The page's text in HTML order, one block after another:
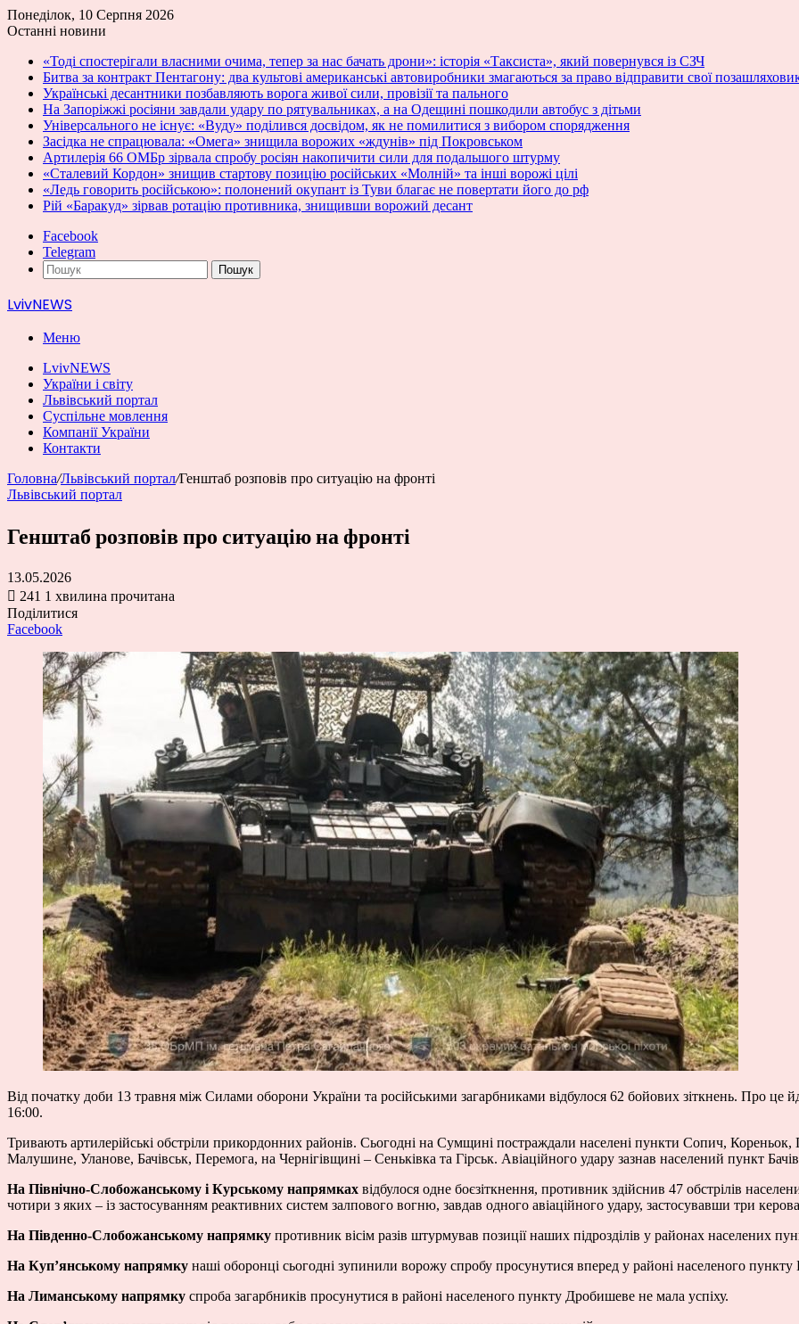
Понеділок, 10 Серпня 2026
Останні новини
«Тоді спостерігали власними очима, тепер за нас бачать дрони»: історія «Таксиста», який повернувся із СЗЧ
Битва за контракт Пентагону: два культові американські автовиробники змагаються за право відправити свої
Українські десантники позбавляють ворога живої сили, провізії та пального
На Запоріжжі росіяни завдали удару по рятувальниках, а на Одещині пошкодили автобус з дітьми
Універсального не існує: «Вуду» поділився досвідом, як не помилитися з вибором спорядження
Засідка не спрацювала: «Омега» знищила ворожих «ждунів» під Покровськом
Артилерія 66 ОМБр зірвала спробу росіян накопичити сили для подальшого штурму
«Сталевий Кордон» знищив стартову позицію російських «Молній» та інші ворожі цілі
«Ледь говорить російською»: полонений окупант із Туви благає не повертати його до рф
Рій «Баракуд» зірвав ротацію противника, знищивши ворожий десант
Facebook
Telegram
Пошук
LvivNEWS
Меню
LvivNEWS
України і світу
Львівський портал
Суспільне мовлення
Компанії України
Контакти
Головна/Львівський портал/Генштаб розповів про ситуацію на фронті
Львівський портал
Генштаб розповів про ситуацію на фронті
13.05.2026
241 1 хвилина прочитана
Поділитися
Facebook
Від початку доби 13 травня між Силами оборони України та російськими загарбниками відбулося 62 бойових зіткнень. Про це
16:00.
Тривають артилерійські обстріли прикордонних районів. Сьогодні на Сумщині постраждали населені пункти Сопич,
Малушине, Уланове, Бачівськ, Перемога, на Чернігівщині – Сеньківка та Гірськ. Авіаційного удару зазнав населений пункт
На Північно-Слобожанському і Курському напрямках відбулося одне боєзіткнення, противник здійснив 47 обстрілів
чотири з яких – із застосуванням реактивних систем залпового вогню, завдав одного авіаційного удару, застосувавши три
На Південно-Слобожанському напрямку противник вісім разів штурмував позиції наших підрозділів у районах населених
На Куп’янському напрямку наші оборонці сьогодні зупинили ворожу спробу просунутися вперед у районі населеного пункту
На Лиманському напрямку спроба загарбників просунутися в районі населеного пункту Дробишеве не мала успіху.